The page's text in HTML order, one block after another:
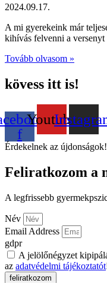
2024.09.17.
A mi gyerekeink már
kihívás felvenni a
Tovább olvasom »
kövess itt is!
f
Youtube
Érdekelnek az újdonságok!
Feliratkozom a
A legfrissebb
Név
Email Address
gdpr
A jelölőnégyzet
az adatvédelmi tájékoztatót
feliratkozom